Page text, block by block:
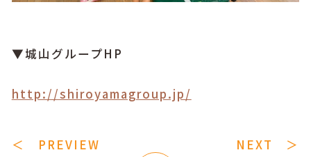
▼城山グループHP
http://shiroyamagroup.jp/
＜ PREVIEW NEXT ＞